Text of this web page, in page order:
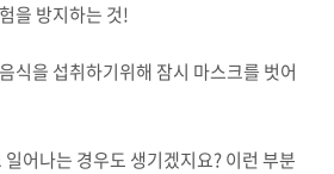
을 방지하는 것!
식을 섭취하기위해 잠시 마스크를 벗어
어나는 경우도 생기겠지요? 이런 부분